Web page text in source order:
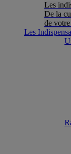
Les
De la
de
Les